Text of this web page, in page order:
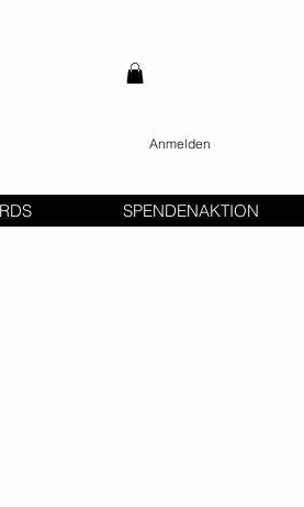
Anmelden
SPENDENAKTION